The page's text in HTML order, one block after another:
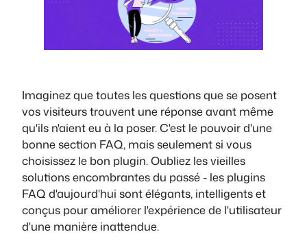
Imaginez que toutes les questions que se posent
vos visiteurs trouvent une réponse avant même
qu'ils n'aient eu à la poser. C'est le pouvoir d'une
bonne section FAQ, mais seulement si vous
choisissez le bon plugin. Oubliez les vieilles
solutions encombrantes du passé - les plugins
FAQ d'aujourd'hui sont élégants, intelligents et
conçus pour améliorer l'expérience de l'utilisateur
d'une manière inattendue.